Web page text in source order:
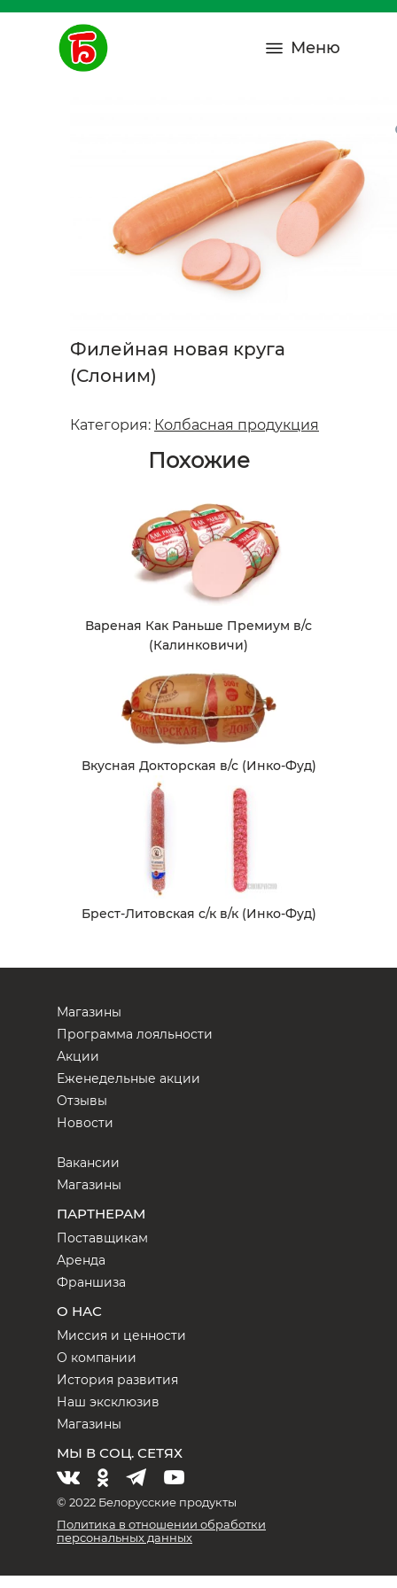
Меню
Филейная новая круга
(Слоним)
Категория: Колбасная продукция
Похожие
Вареная Как Раньше Премиум в/с
(Калинковичи)
Вкусная Докторская в/с (Инко-Фуд)
Брест-Литовская с/к в/к (Инко-Фуд)
Магазины
Программа лояльности
Акции
Еженедельные акции
Отзывы
Новости
Вакансии
Магазины
ПАРТНЕРАМ
Поставщикам
Аренда
Франшиза
О НАС
Миссия и ценности
О компании
История развития
Наш эксклюзив
Магазины
МЫ В СОЦ. СЕТЯХ
© 2022 Белорусские продукты
Политика в отношении обработки
персональных данных